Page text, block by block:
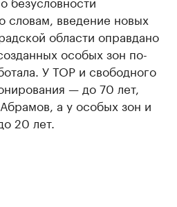
словам, введение новых
области оправдано
особых зон по-
У ТОР и свободного
— до 70 лет,
а у особых зон и
20 лет.